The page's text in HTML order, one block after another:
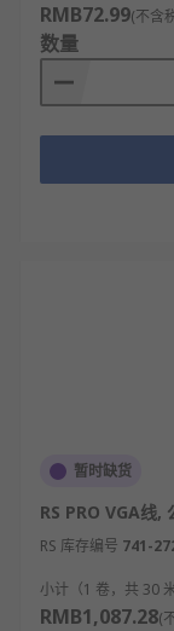
RMB72.99(不含
数量
暂时缺货
RS PRO VGA线
RS 库存编号 741-
小计（1 卷，共 30 米
RMB1,087.28(